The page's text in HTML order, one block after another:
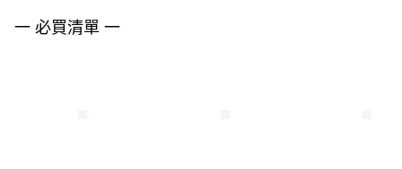
３．未成年的使用者請事先徵得法定代理人或監護人之同意方可使用
「AFTEE先享後付」，若未經同意申辦者引起之損失，本公司不負相關責
一 必買清單 一